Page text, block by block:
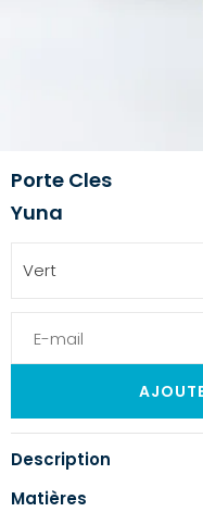
Porte Cles
Yuna
Vert
Description
Matières